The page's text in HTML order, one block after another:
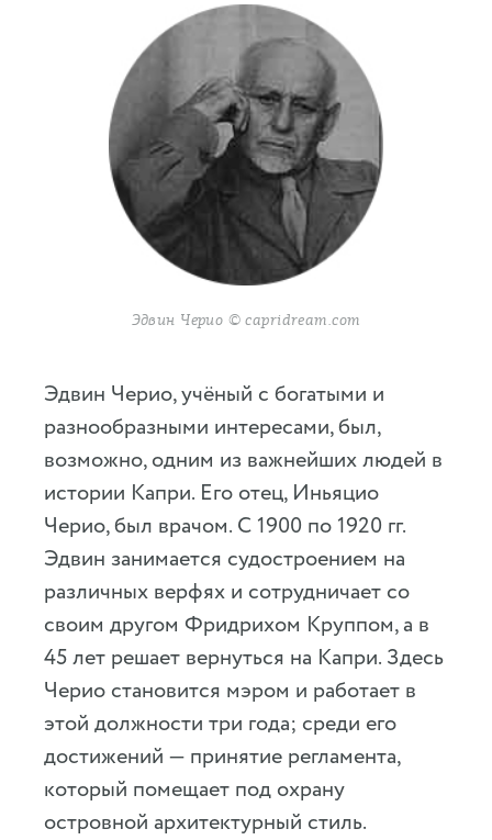
Эдвин Черио © capridream.com
Эдвин Черио, учёный с богатыми и
разнообразными интересами, был,
возможно, одним из важнейших людей в
истории Капри. Его отец, Иньяцио
Черио, был врачом. С 1900 по 1920 гг.
Эдвин занимается судостроением на
различных верфях и сотрудничает со
своим другом Фридрихом Круппом, а в
45 лет решает вернуться на Капри. Здесь
Черио становится мэром и работает в
этой должности три года; среди его
достижений — принятие регламента,
который помещает под охрану
островной архитектурный стиль.